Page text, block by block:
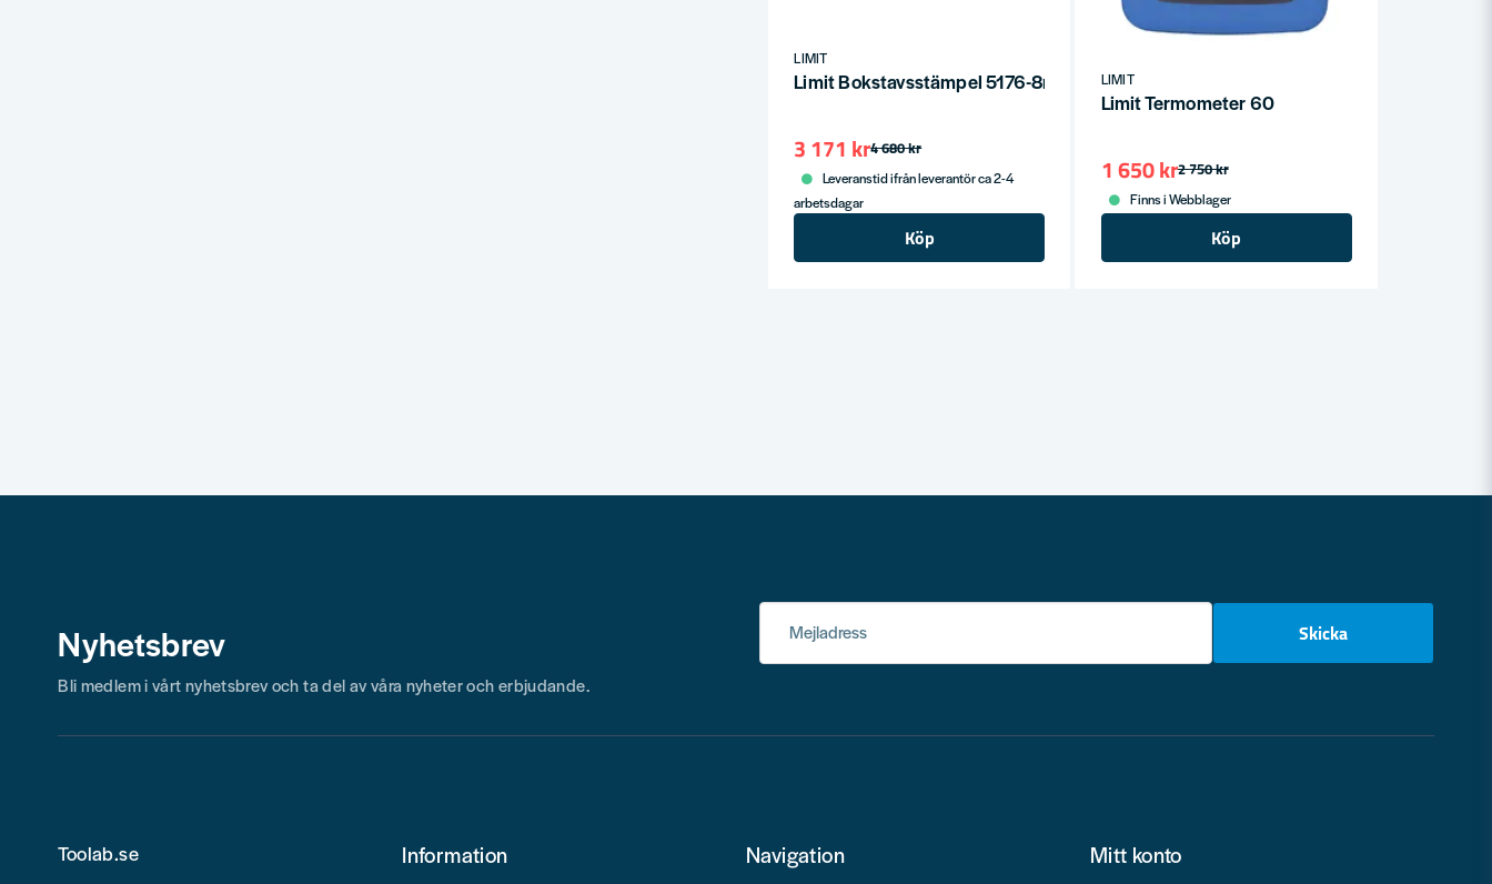
LIMIT
Limit Bokstavsstämpel 5176-8mm A-Z
4 680 kr
3 171 kr
Leveranstid ifrån leverantör ca 2-4
arbetsdagar
Köp
LIMIT
Limit Termometer 60
2 750 kr
1 650 kr
Finns i Webblager
Köp
Nyhetsbrev Mejladress Skicka
Bli medlem i vårt nyhetsbrev och ta del av våra nyheter och erbjudande.
Toolab.se
Information Navigation Mitt konto